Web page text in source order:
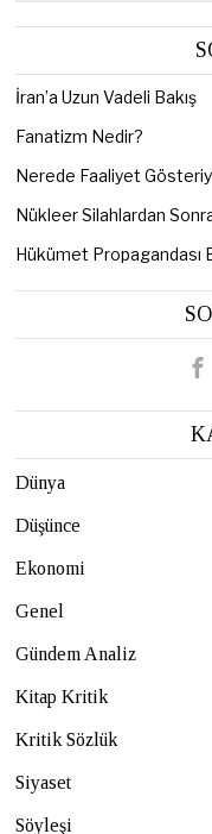
İran’a Uzun Vadeli Bakış
Fanatizm Nedir?
Nerede Faaliyet
Nükleer Silahlardan
Hükümet Propagandası
Dünya
Düşünce
Ekonomi
Genel
Gündem Analiz
Kitap Kritik
Kritik Sözlük
Siyaset
Söyleşi